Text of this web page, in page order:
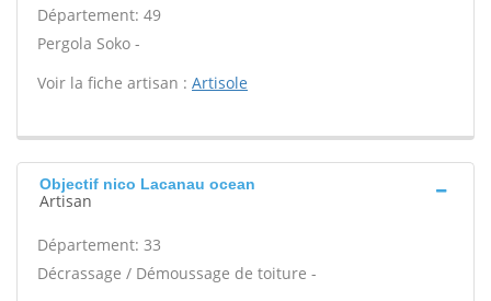
Département: 49
Pergola Soko -
Voir la fiche artisan : Artisole
Objectif nico Lacanau ocean
Artisan
Département: 33
Décrassage / Démoussage de toiture -